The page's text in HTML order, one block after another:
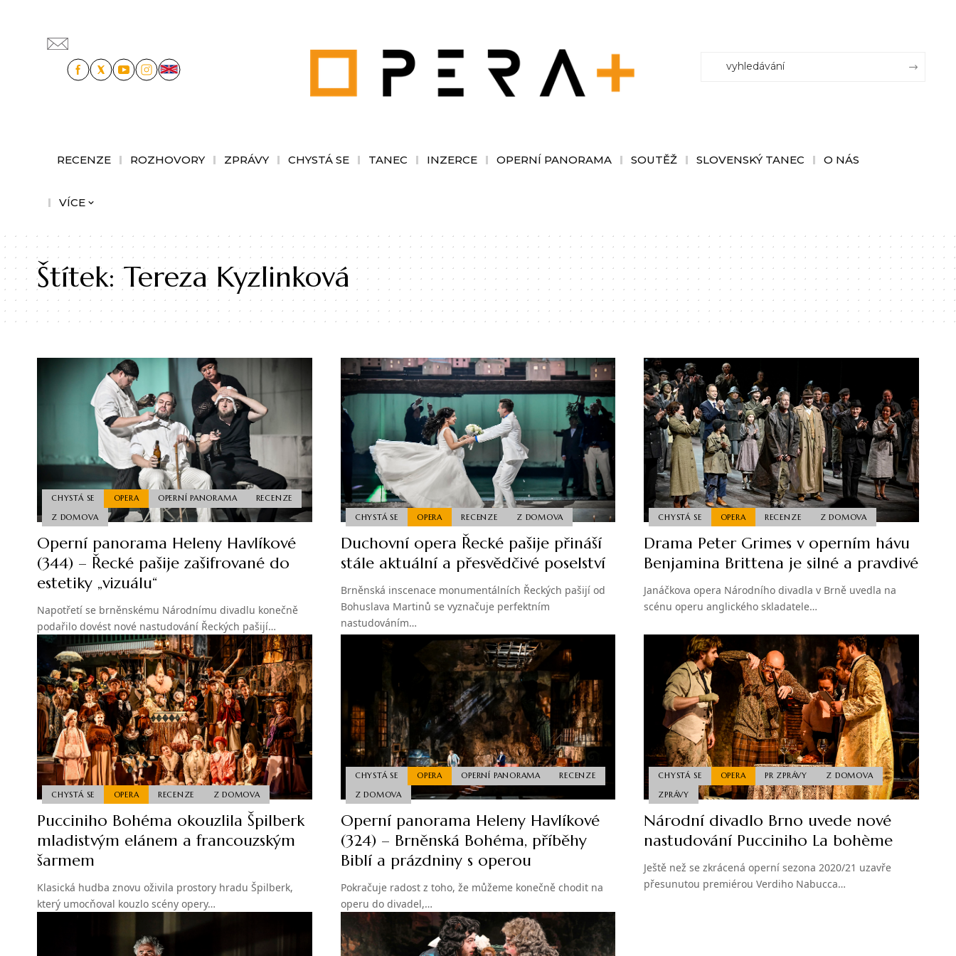
RECENZE ROZHOVORY ZPRÁVY CHYSTÁ SE TANEC INZERCE OPERNÍ PANORAMA SOUTĚŽ SLOVENSKÝ TANEC O NÁS
VÍCE
Štítek:Tereza Kyzlinková
CHYSTÁ SE OPERA OPERNÍ PANORAMA
RECENZE
Z DOMOVA
Operní panorama Heleny Havlíkové
(344) – Řecké pašije zašifrované do
estetiky „vizuálu“
Napotřetí se brněnskému Národnímu divadlu konečně
podařilo dovést nové nastudování Řeckých pašijí…
CHYSTÁ SE OPERA RECENZE Z DOMOVA
Duchovní opera Řecké pašije přináší
stále aktuální a přesvědčivé poselství
Brněnská inscenace monumentálních Řeckých pašijí od
Bohuslava Martinů se vyznačuje perfektním
nastudováním…
CHYSTÁ SE OPERA RECENZE Z DOMOVA
Drama Peter Grimes v operním hávu
Benjamina Brittena je silné a pravdivé
Janáčkova opera Národního divadla v Brně uvedla na
scénu operu anglického skladatele…
CHYSTÁ SE OPERA RECENZE Z DOMOVA
Pucciniho Bohéma okouzlila Špilberk
mladistvým elánem a francouzským
šarmem
Klasická hudba znovu oživila prostory hradu Špilberk,
který umocňoval kouzlo scény opery…
CHYSTÁ SE OPERA OPERNÍ PANORAMA
RECENZE
Z DOMOVA
Operní panorama Heleny Havlíkové
(324) – Brněnská Bohéma, příběhy
Biblí a prázdniny s operou
Pokračuje radost z toho, že můžeme konečně chodit na
operu do divadel,…
CHYSTÁ SE OPERA PR ZPRÁVY
Z DOMOVA
ZPRÁVY
Národní divadlo Brno uvede nové
nastudování Pucciniho La bohème
Ještě než se zkrácená operní sezona 2020/21 uzavře
přesunutou premiérou Verdiho Nabucca…